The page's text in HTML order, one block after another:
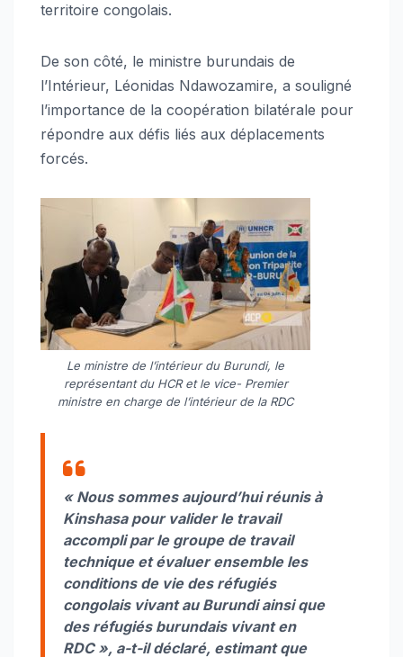
territoire congolais.
De son côté, le ministre burundais de
l’Intérieur, Léonidas Ndawozamire, a souligné
l’importance de la coopération bilatérale pour
répondre aux défis liés aux déplacements
forcés.
Le ministre de l’intérieur du Burundi, le
représentant du HCR et le vice- Premier
ministre en charge de l’intérieur de la RDC
« Nous sommes aujourd’hui réunis à
Kinshasa pour valider le travail
accompli par le groupe de travail
technique et évaluer ensemble les
conditions de vie des réfugiés
congolais vivant au Burundi ainsi que
des réfugiés burundais vivant en
RDC », a-t-il déclaré, estimant que